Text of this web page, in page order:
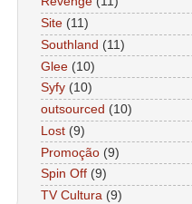
Site (11)
Southland (11)
Glee (10)
Syfy (10)
outsourced (10)
Lost (9)
Promoção (9)
Spin Off (9)
TV Cultura (9)